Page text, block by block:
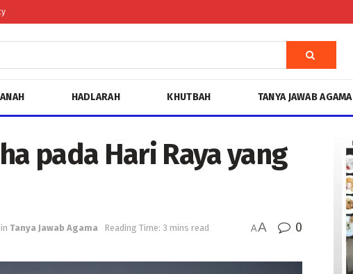
HADLARAH KHUTBAH TANYA JAWAB AGAMA
pada Hari Raya yang
in Tanya Jawab Agama Reading Time: 3 mins read AA 0